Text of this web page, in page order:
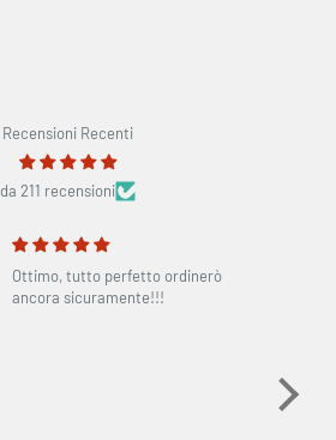
Recensioni Recenti
da 211 recensioni
Ottimo, tutto perfetto ordinerò
ancora sicuramente!!!